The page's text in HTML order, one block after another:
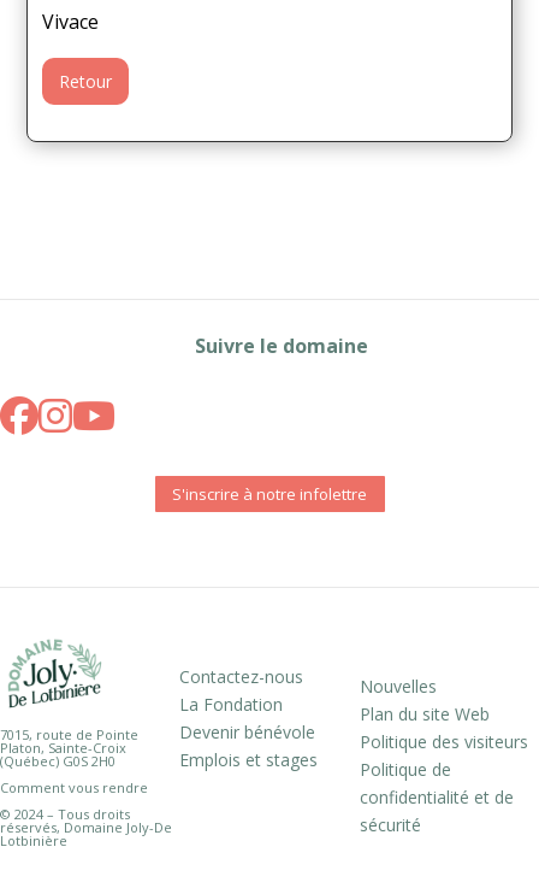
Vivace
Retour
Suivre le domaine
S'inscrire à notre infolettre
7015, route de Pointe
Platon, Sainte-Croix
(Québec) G0S 2H0
Comment vous rendre
© 2024 – Tous droits
réservés, Domaine Joly-De
Lotbinière
Contactez-nous
La Fondation
Devenir bénévole
Emplois et stages
Nouvelles
Plan du site Web
Politique des visiteurs
Politique de
confidentialité et de
sécurité